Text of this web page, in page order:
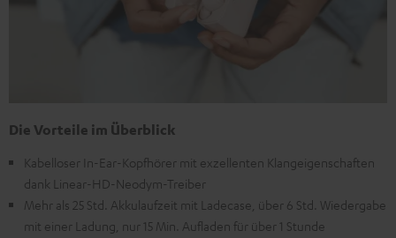
Die Vorteile im Überblick
Kabelloser In-Ear-Kopfhörer mit exzellenten Klangeigenschaften
dank Linear-HD-Neodym-Treiber
Mehr als 25 Std. Akkulaufzeit mit Ladecase, über 6 Std. Wiedergabe
mit einer Ladung, nur 15 Min. Aufladen für über 1 Stunde